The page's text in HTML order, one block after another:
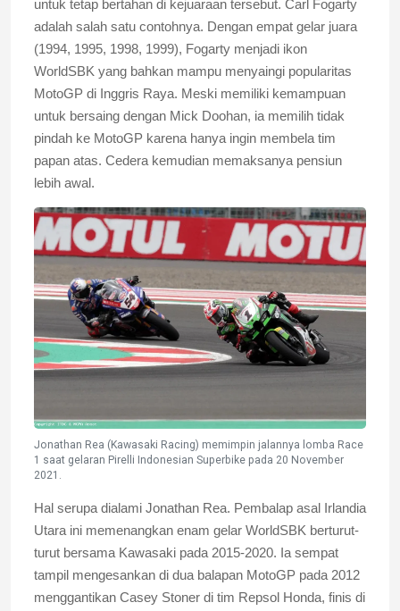
untuk tetap bertahan di kejuaraan tersebut. Carl Fogarty
adalah salah satu contohnya. Dengan empat gelar juara
(1994, 1995, 1998, 1999), Fogarty menjadi ikon
WorldSBK yang bahkan mampu menyaingi popularitas
MotoGP di Inggris Raya. Meski memiliki kemampuan
untuk bersaing dengan Mick Doohan, ia memilih tidak
pindah ke MotoGP karena hanya ingin membela tim
papan atas. Cedera kemudian memaksanya pensiun
lebih awal.
Jonathan Rea (Kawasaki Racing) memimpin jalannya lomba Race
1 saat gelaran Pirelli Indonesian Superbike pada 20 November
2021.
Hal serupa dialami Jonathan Rea. Pembalap asal Irlandia
Utara ini memenangkan enam gelar WorldSBK berturut-
turut bersama Kawasaki pada 2015-2020. Ia sempat
tampil mengesankan di dua balapan MotoGP pada 2012
menggantikan Casey Stoner di tim Repsol Honda, finis di